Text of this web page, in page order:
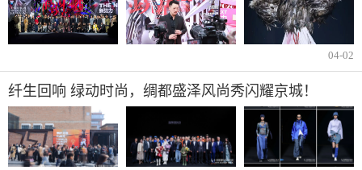
04-02
纤生回响 绿动时尚，绸都盛泽风尚秀闪耀京城！